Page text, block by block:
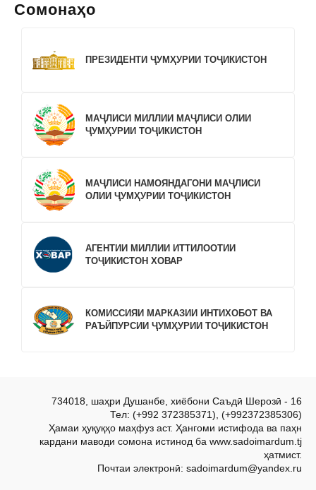
Сомонаҳо
ПРЕЗИДЕНТИ ҶУМҲУРИИ ТОҶИКИСТОН
МАҶЛИСИ МИЛЛИИ МАҶЛИСИ ОЛИИ
ҶУМҲУРИИ ТОҶИКИСТОН
МАҶЛИСИ НАМОЯНДАГОНИ МАҶЛИСИ
ОЛИИ ҶУМҲУРИИ ТОҶИКИСТОН
АГЕНТИИ МИЛЛИИ ИТТИЛООТИИ
ТОҶИКИСТОН ХОВАР
КОМИССИЯИ МАРКАЗИИ ИНТИХОБОТ ВА
РАЪЙПУРСИИ ҶУМҲУРИИ ТОҶИКИСТОН
734018, шаҳри Душанбе, хиёбони Саъдӣ Шерозӣ - 16
Тел: (+992 372385371), (+992372385306)
Ҳамаи ҳуқуқҳо маҳфуз аст. Ҳангоми истифода ва паҳн
кардани маводи сомона истинод ба www.sadoimardum.tj
ҳатмист.
Почтаи электронӣ: sadoimardum@yandex.ru